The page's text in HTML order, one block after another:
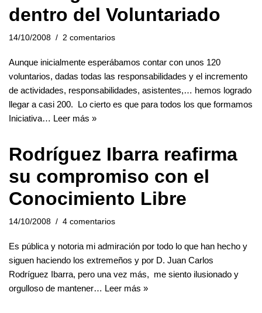
dentro del Voluntariado
14/10/2008 2 comentarios
Aunque inicialmente esperábamos contar con unos 120
voluntarios, dadas todas las responsabilidades y el incremento
de actividades, responsabilidades, asistentes,… hemos logrado
llegar a casi 200. Lo cierto es que para todos los que formamos
Iniciativa… Leer más »
Rodríguez Ibarra reafirma
su compromiso con el
Conocimiento Libre
14/10/2008 4 comentarios
Es pública y notoria mi admiración por todo lo que han hecho y
siguen haciendo los extremeños y por D. Juan Carlos
Rodríguez Ibarra, pero una vez más, me siento ilusionado y
orgulloso de mantener… Leer más »